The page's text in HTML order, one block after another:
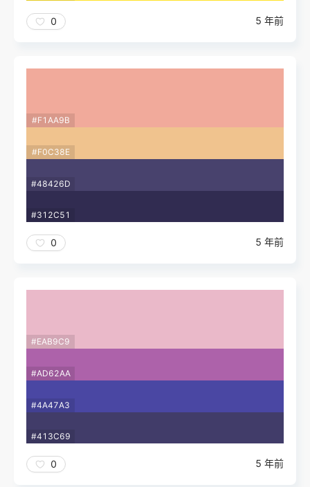
0 5 年前
#F1AA9B
#F0C38E
#48426D
#312C51
0 5 年前
#EAB9C9
#AD62AA
#4A47A3
#413C69
0 5 年前